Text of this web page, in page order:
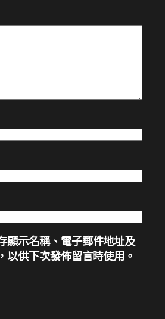
顯示名稱、電子郵件地址及
以供下次發佈留言時使用。